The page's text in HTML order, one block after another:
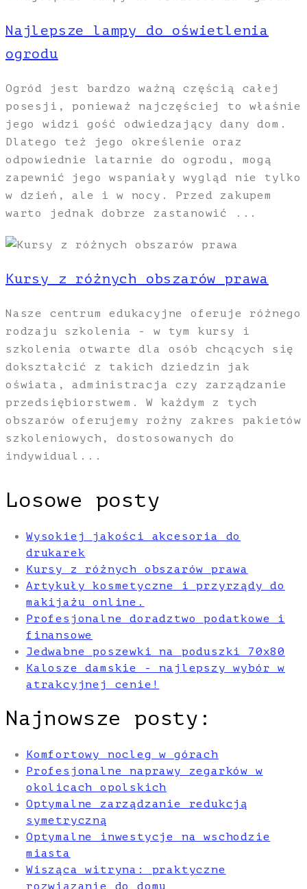
Najlepsze lampy do oświetlenia
ogrodu
Ogród jest bardzo ważną częścią całej
posesji, ponieważ najczęściej to właśnie
jego widzi gość odwiedzający dany dom.
Dlatego też jego określenie oraz
odpowiednie latarnie do ogrodu, mogą
zapewnić jego wspaniały wygląd nie tylko
w dzień, ale i w nocy. Przed zakupem
warto jednak dobrze zastanowić ...
Kursy z różnych obszarów prawa
Nasze centrum edukacyjne oferuje różnego
rodzaju szkolenia - w tym kursy i
szkolenia otwarte dla osób chcących się
dokształcić z takich dziedzin jak
oświata, administracja czy zarządzanie
przedsiębiorstwem. W każdym z tych
obszarów oferujemy rożny zakres pakietów
szkoleniowych, dostosowanych do
indywidual...
Losowe posty
Wysokiej jakości akcesoria do
drukarek
Kursy z różnych obszarów prawa
Artykuły kosmetyczne i przyrządy do
makijażu online.
Profesjonalne doradztwo podatkowe i
finansowe
Jedwabne poszewki na poduszki 70x80
Kalosze damskie - najlepszy wybór w
atrakcyjnej cenie!
Najnowsze posty:
Komfortowy nocleg w górach
Profesjonalne naprawy zegarków w
okolicach opolskich
Optymalne zarządzanie redukcją
symetryczną
Optymalne inwestycje na wschodzie
miasta
Wisząca witryna: praktyczne
rozwiązanie do domu